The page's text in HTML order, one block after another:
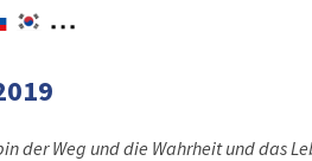
der Weg und die Wahrheit und das